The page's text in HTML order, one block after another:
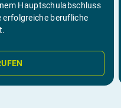
Hauptschulabschluss
erfolgreiche berufliche